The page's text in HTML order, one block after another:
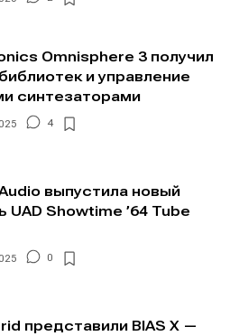
Omnisphere 3 получил
и управление
синтезаторами
4
выпустила новый
UAD Showtime ’64 Tube
0
представили BIAS X —